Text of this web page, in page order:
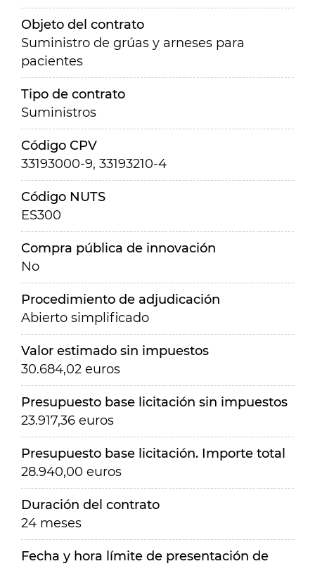
Objeto del contrato
Suministro de grúas y arneses para
pacientes
Tipo de contrato
Suministros
Código CPV
33193000-9, 33193210-4
Código NUTS
ES300
Compra pública de innovación
No
Procedimiento de adjudicación
Abierto simplificado
Valor estimado sin impuestos
30.684,02 euros
Presupuesto base licitación sin impuestos
23.917,36 euros
Presupuesto base licitación. Importe total
28.940,00 euros
Duración del contrato
24 meses
Fecha y hora límite de presentación de